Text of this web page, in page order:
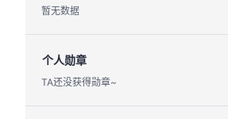
暂无数据
个人勋章
TA还没获得勋章~